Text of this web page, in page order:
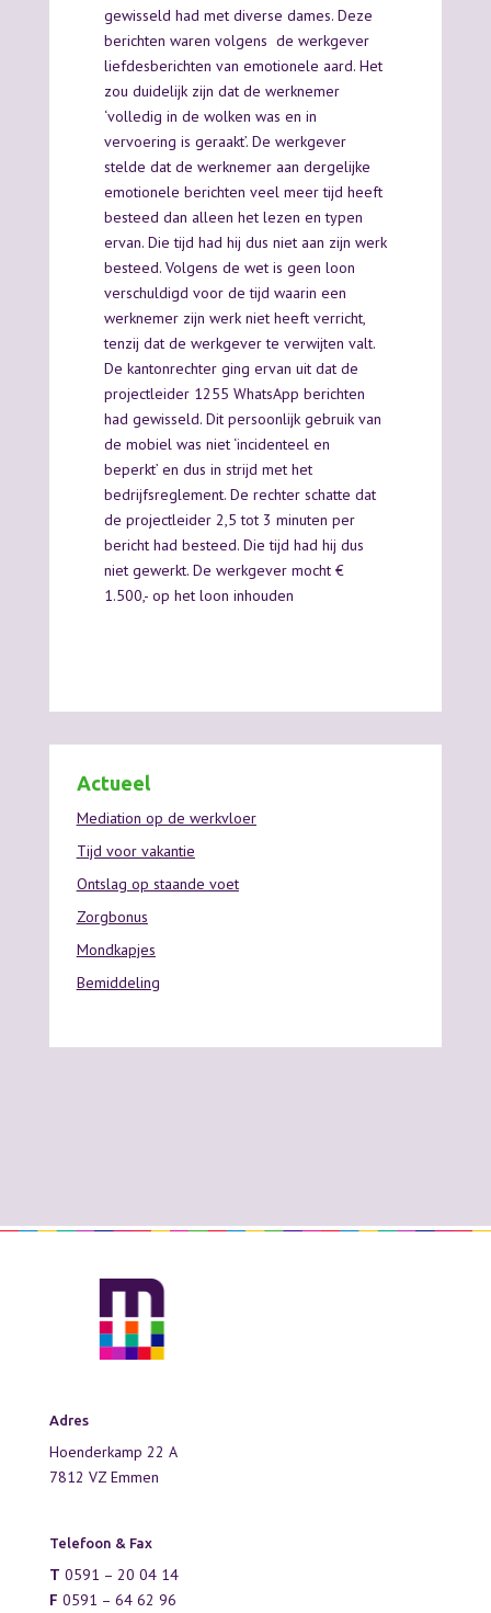
gewisseld had met diverse dames. Deze
berichten waren volgens de werkgever
liefdesberichten van emotionele aard. Het
zou duidelijk zijn dat de werknemer
‘volledig in de wolken was en in
vervoering is geraakt’. De werkgever
stelde dat de werknemer aan dergelijke
emotionele berichten veel meer tijd heeft
besteed dan alleen het lezen en typen
ervan. Die tijd had hij dus niet aan zijn werk
besteed. Volgens de wet is geen loon
verschuldigd voor de tijd waarin een
werknemer zijn werk niet heeft verricht,
tenzij dat de werkgever te verwijten valt.
De kantonrechter ging ervan uit dat de
projectleider 1255 WhatsApp berichten
had gewisseld. Dit persoonlijk gebruik van
de mobiel was niet ‘incidenteel en
beperkt’ en dus in strijd met het
bedrijfsreglement. De rechter schatte dat
de projectleider 2,5 tot 3 minuten per
bericht had besteed. Die tijd had hij dus
niet gewerkt. De werkgever mocht €
1.500,- op het loon inhouden
Actueel
Mediation op de werkvloer
Tijd voor vakantie
Ontslag op staande voet
Zorgbonus
Mondkapjes
Bemiddeling
Adres
Hoenderkamp 22 A
7812 VZ Emmen
Telefoon & Fax
T 0591 – 20 04 14
F 0591 – 64 62 96